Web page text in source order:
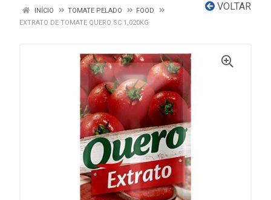
VOLTAR
INÍCIO TOMATE PELADO
FOOD
EXTRATO DE TOMATE QUERO SC 1,020KG